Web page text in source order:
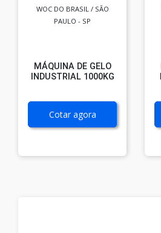
WOC DO BRASIL / SÃO
PAULO - SP
MÁQUINA DE GELO
INDUSTRIAL 1000KG
Cotar agora